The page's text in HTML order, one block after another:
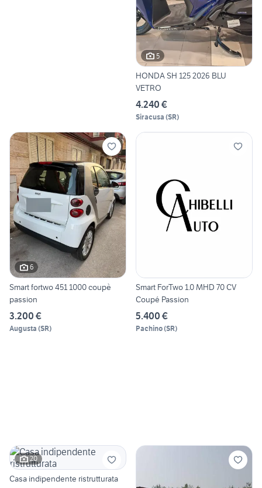
5
HONDA SH 125 2026 BLU
VETRO
4.240 €
Siracusa (SR)
6
Smart fortwo 451 1000 coupè
passion
3.200 €
Augusta (SR)
Smart ForTwo 1.0 MHD 70 CV
Coupé Passion
5.400 €
Pachino(SR)
20
Casa indipendente ristrutturata